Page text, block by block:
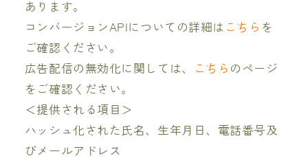
あります。
コンバージョンAPIについての詳細は こちら を
ご確認ください。
広告配信の無効化に関しては、
こちら のページ
をご確認ください。
＜提供される項目＞
ハッシュ化された氏名、生年月日、電話番号及
びメールアドレス